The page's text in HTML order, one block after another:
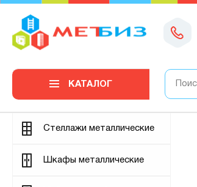
0
КАТАЛОГ
Стеллажи металлические
Шкафы металлические